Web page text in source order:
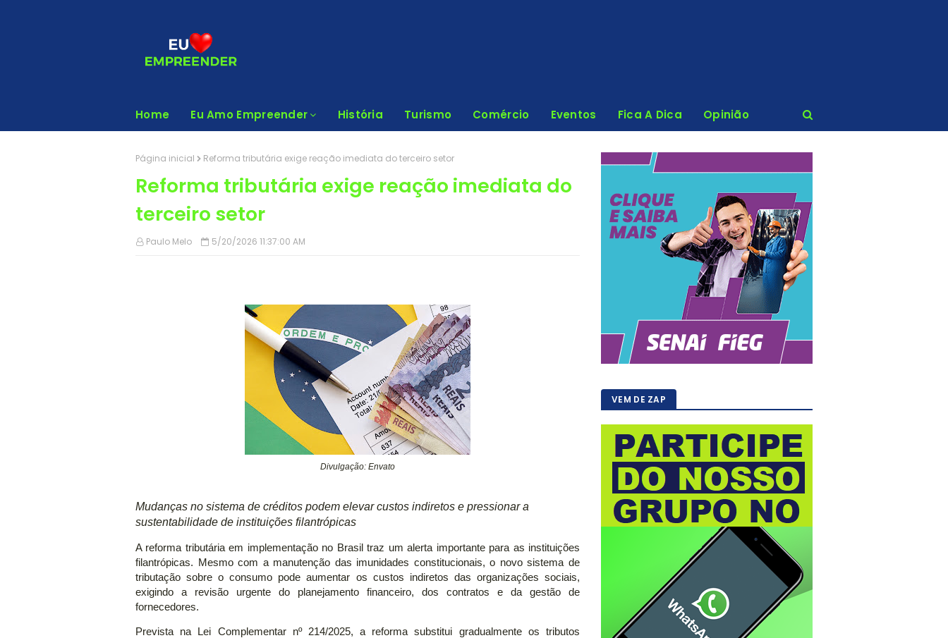
Home Eu Amo Empreender História Turismo Comércio Eventos Fica A Dica Opinião
Página inicial Reforma tributária exige reação imediata do terceiro setor
Reforma tributária exige reação imediata do
terceiro setor
Paulo Melo 5/20/2026 11:37:00 AM
Divulgação: Envato
Mudanças no sistema de créditos podem elevar custos indiretos e pressionar a
sustentabilidade de instituições filantrópicas
A reforma tributária em implementação no Brasil traz um alerta importante para as instituições
filantrópicas. Mesmo com a manutenção das imunidades constitucionais, o novo sistema de
tributação sobre o consumo pode aumentar os custos indiretos das organizações sociais,
exigindo a revisão urgente do planejamento financeiro, dos contratos e da gestão de
fornecedores.
Prevista na Lei Complementar nº 214/2025, a reforma substitui gradualmente os tributos
VEM DE ZAP